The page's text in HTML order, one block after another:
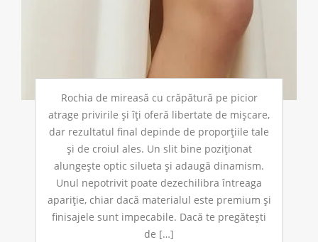
Rochia de mireasă cu crăpătură pe picior
atrage privirile și îți oferă libertate de mișcare,
dar rezultatul final depinde de proporțiile tale
și de croiul ales. Un slit bine poziționat
alungește optic silueta și adaugă dinamism.
Unul nepotrivit poate dezechilibra întreaga
apariție, chiar dacă materialul este premium și
finisajele sunt impecabile. Dacă te pregătești
de […]